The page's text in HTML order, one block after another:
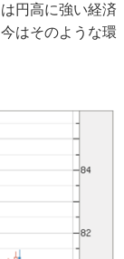
円高に強い経済
はそのような環